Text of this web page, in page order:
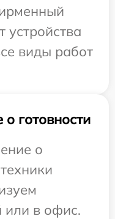
устройства
виды работ
готовности
о
или в офис.